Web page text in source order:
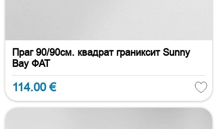
Праг 90/90см. квадрат граниксит Sunny
Bay ФАТ
114.00 €